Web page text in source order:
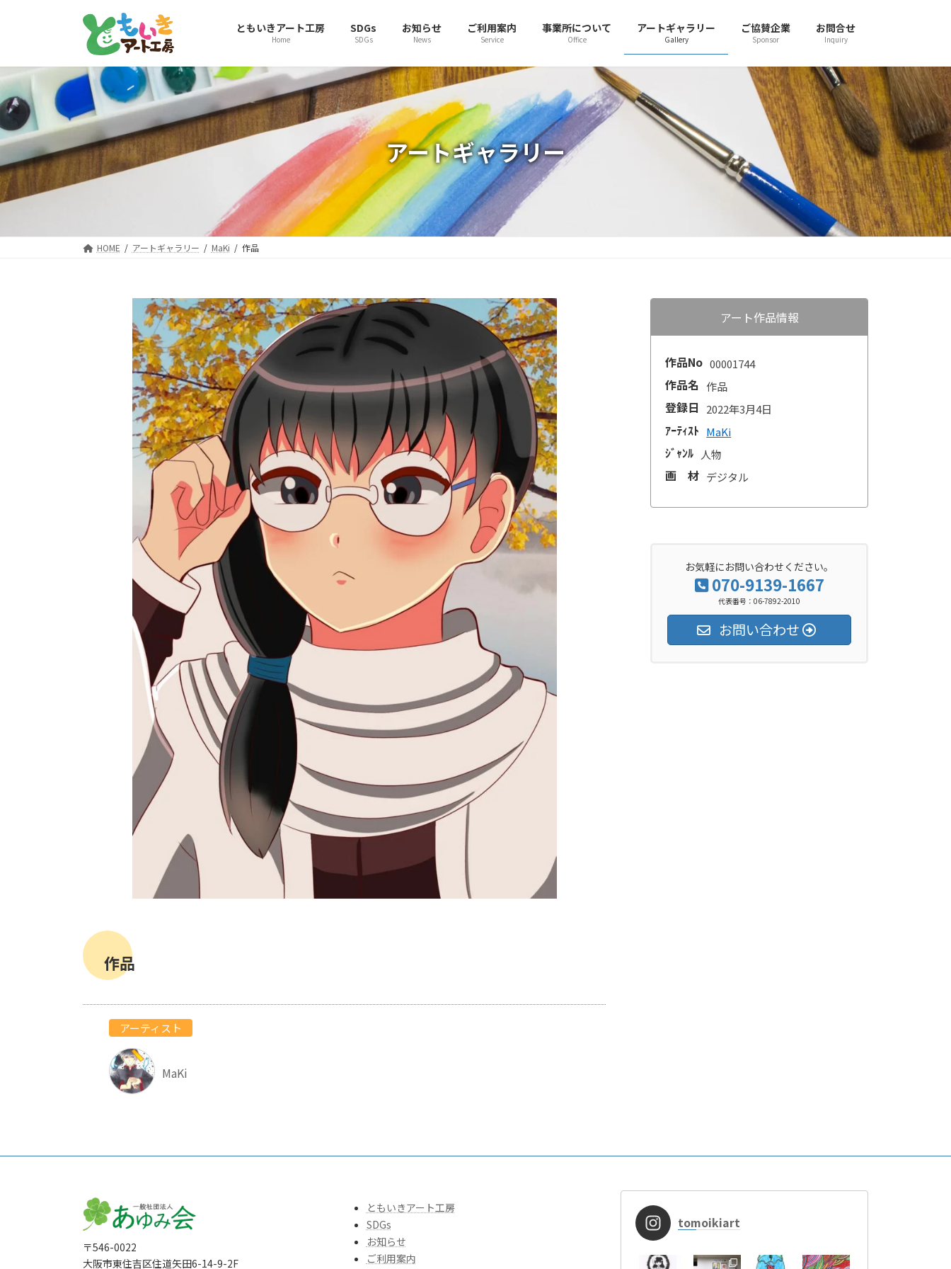
へ
ス
キ
ッ
プ
ョ
ン
に
移
動
ともいきアート工房
Home
SDGs
SDGs
お知らせ
News
ご利用案内
Service
事業所について
Office
アートギャラリー
Gallery
ご協賛企業
Sponsor
お問合せ
Inquiry
アートギャラリー
HOME アートギャラリー MaKi 作品
作品
アーティスト
MaKi
アート作品情報
作品No 00001744
作品名 作品
登録日 2022年3月4日
ｱｰﾃｨｽﾄ MaKi
ｼﾞｬﾝﾙ 人物
画 材 デジタル
お気軽にお問い合わせください。
070-9139-1667
代表番号：06-7892-2010
お問い合わせ
〒546-0022
大阪市東住吉区住道矢田6-14-9-2F
ともいきアート工房
SDGs
お知らせ
ご利用案内
tomoikiart